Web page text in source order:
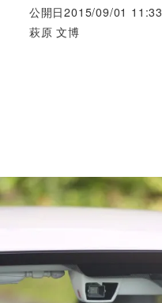
公開日2015/09/01 11:33
著
萩原 文博